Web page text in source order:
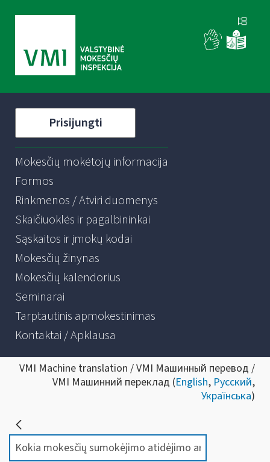
Prisijungti
Mokesčių mokėtojų informacija
Formos
Rinkmenos / Atviri duomenys
Skaičiuoklės ir pagalbininkai
Sąskaitos ir įmokų kodai
Mokesčių žinynas
Mokesčių kalendorius
Seminarai
Tarptautinis apmokestinimas
Kontaktai / Apklausa
VMI Machine translation / VMI Машинный перевод /
VMI Машинний переклад (English, Русский,
Українська)